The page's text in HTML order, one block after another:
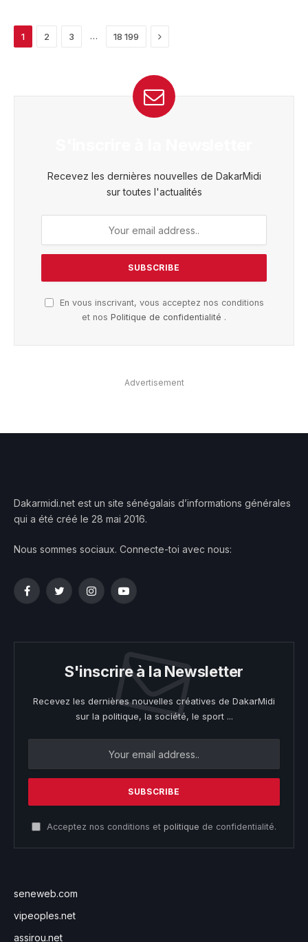
1 2 3 … 18 199 Next
Recevez les dernières nouvelles de DakarMidi
sur toutes l'actualités
En vous inscrivant, vous acceptez nos conditions
et nos Politique de confidentialité .
Advertisement
Dakarmidi.net est un site sénégalais d’informations générales
qui a été créé le 28 mai 2016.
Nous sommes sociaux. Connecte-toi avec nous:
FacebookTwitterInstagramYouTube
S'inscrire à la Newsletter
Recevez les dernières nouvelles créatives de DakarMidi
sur la politique, la société, le sport ...
Acceptez nos conditions et politique de confidentialité.
seneweb.com
vipeoples.net
assirou.net